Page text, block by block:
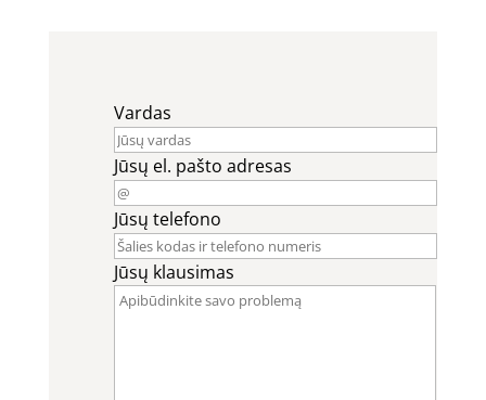
Vardas
Jūsų el. pašto adresas
Jūsų telefono
Jūsų klausimas